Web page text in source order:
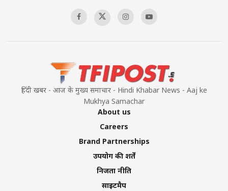
हिंदी खबर - आज के मुख्य समाचार - Hindi Khabar News - Aaj ke
Mukhya Samachar
About us
Careers
Brand Partnerships
उपयोग की शर्तें
निजता नीति
साइटमैप